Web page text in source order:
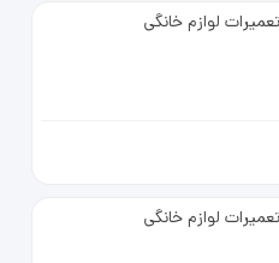
لوازم خانگی
لوازم خانگی